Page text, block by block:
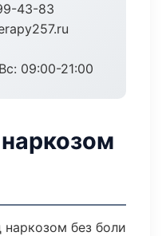
43-83
09:00-21:00
без боли